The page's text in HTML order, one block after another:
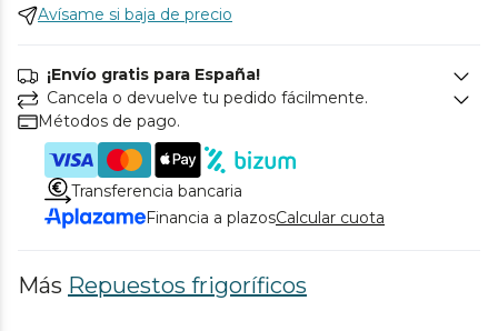
Avísame si baja de precio
¡Envío gratis para España!
Cancela o devuelve tu pedido fácilmente.
Métodos de pago.
Transferencia bancaria
Financia a plazosCalcular cuota
Más Repuestos frigoríficos